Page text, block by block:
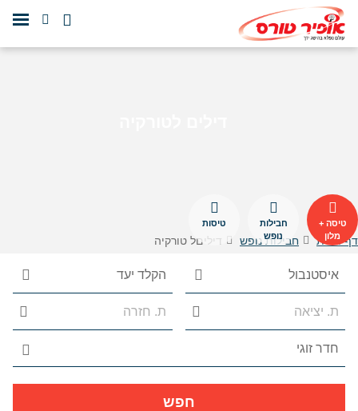
דף הבית חבילות נופש דיליםל טורקיה
טיסה +
מלון
חבילות
נופש
טיסות
חפש